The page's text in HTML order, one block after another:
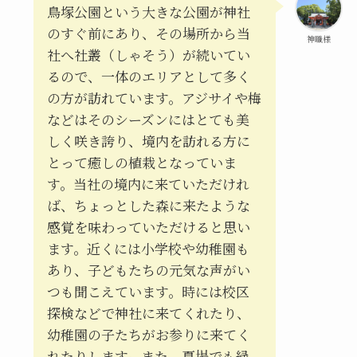
神職様
鳥塚公園という大きな公園が神社
のすぐ前にあり、その場所から当
社へ社叢（しゃそう）が続いてい
るので、一体のエリアとして多く
の方が訪れています。アジサイや梅
などはそのシーズンにはとても美
しく咲き誇り、境内を訪れる方に
とって癒しの植栽となっていま
す。当社の境内に来ていただけれ
ば、ちょっとした森に来たような
感覚を味わっていただけると思い
ます。近くには小学校や幼稚園も
あり、子どもたちの元気な声がい
つも聞こえています。時には校区
探検などで神社に来てくれたり、
幼稚園の子たちがお参りに来てく